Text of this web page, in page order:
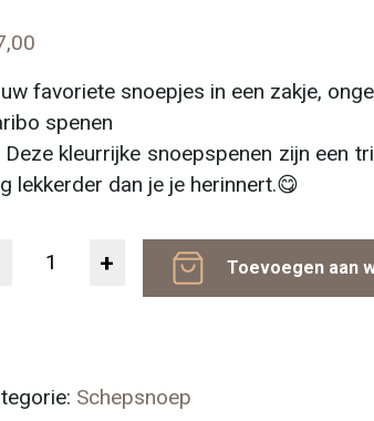
favoriete snoepjes in een zakje,
spenen
Deze kleurrijke snoepspenen zijn een
lekkerder dan je je herinnert.😋
Toevoegen aan
Schepsnoep